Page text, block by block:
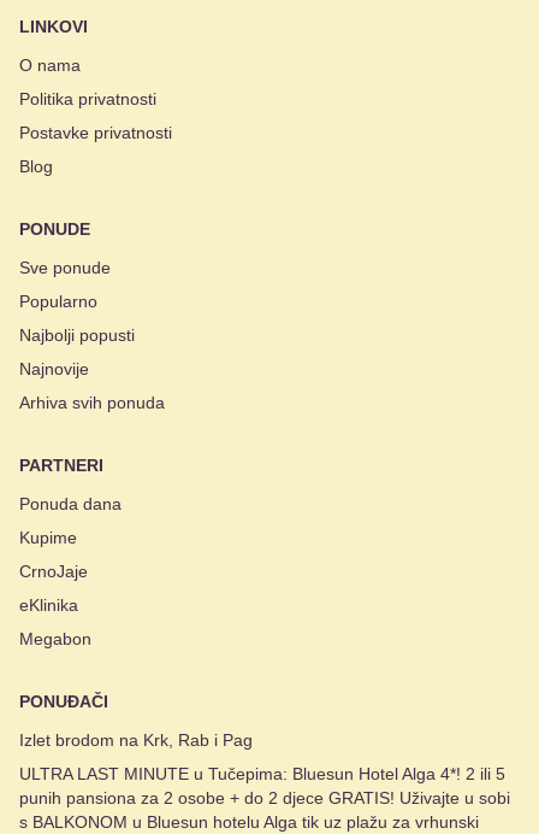
LINKOVI
O nama
Politika privatnosti
Postavke privatnosti
Blog
PONUDE
Sve ponude
Popularno
Najbolji popusti
Najnovije
Arhiva svih ponuda
PARTNERI
Ponuda dana
Kupime
CrnoJaje
eKlinika
Megabon
PONUĐAČI
Izlet brodom na Krk, Rab i Pag
ULTRA LAST MINUTE u Tučepima: Bluesun Hotel Alga 4*! 2 ili 5
punih pansiona za 2 osobe + do 2 djece GRATIS! Uživajte u sobi
s BALKONOM u Bluesun hotelu Alga tik uz plažu za vrhunski